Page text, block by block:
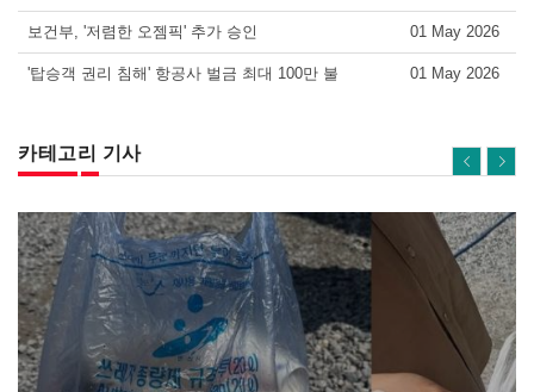
보건부, '저렴한 오젬픽' 추가 승인 01 May 2026
'탑승객 권리 침해' 항공사 벌금 최대 100만 불 01 May 2026
카테고리 기사